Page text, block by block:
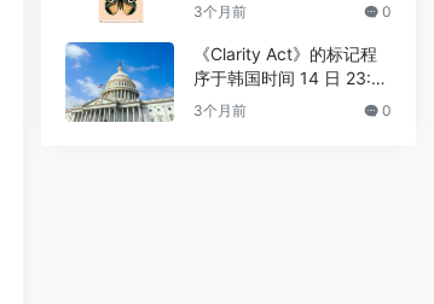
3个月前 0
《Clarity Act》的标记程
序于韩国时间 14 日 23:3
0 进行
3个月前 0